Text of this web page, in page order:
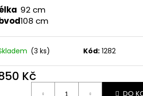
92 cm
108 cm
(3 ks) Kód: 1282
Kč
DO
SUKNĚ TMAVĚ MODRÁ